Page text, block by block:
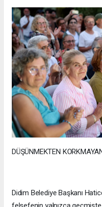
DÜŞÜNMEKTEN
Didim Belediye Başkanı